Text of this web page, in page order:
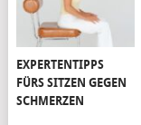
EXPERTENTIPPS
FÜRS SITZEN GEGEN
SCHMERZEN